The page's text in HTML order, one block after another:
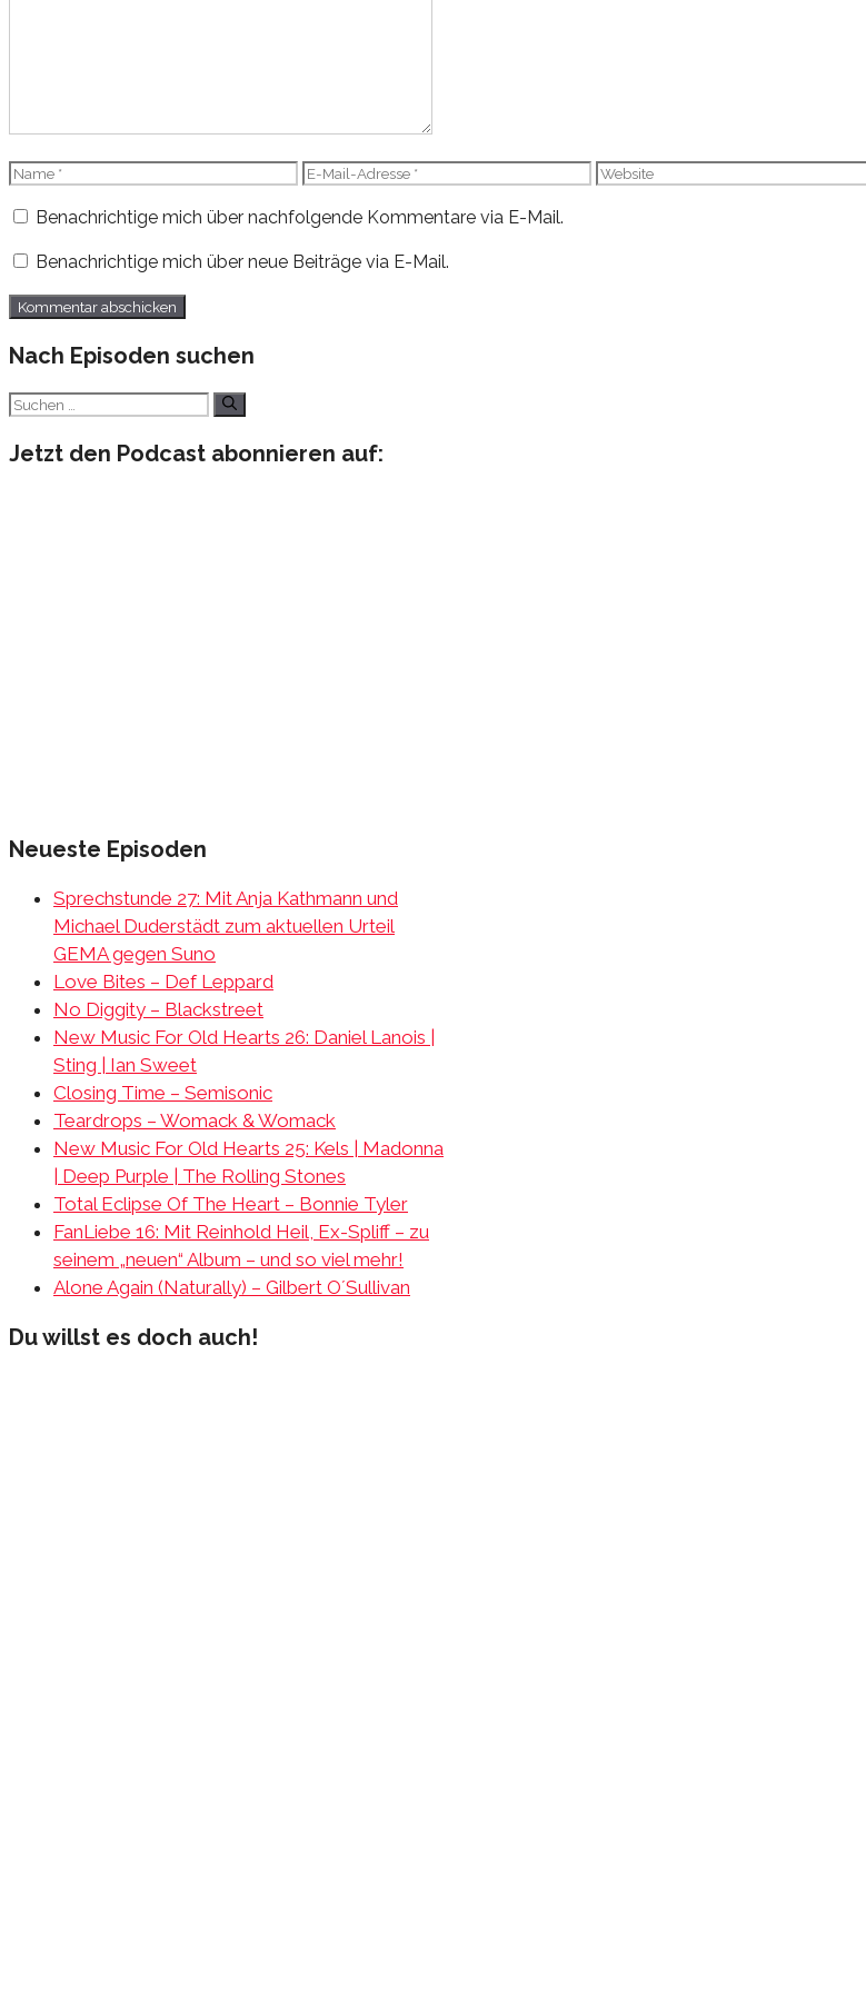
Name
E-
Adresse
Website
Benachrichtige mich über nachfolgende Kommentare via E-Mail.
Benachrichtige mich über neue Beiträge via E-Mail.
Nach Episoden suchen
Suchen
Jetzt den Podcast abonnieren auf:
Neueste Episoden
Sprechstunde 27: Mit Anja Kathmann und
Michael Duderstädt zum aktuellen Urteil
GEMA gegen Suno
Love Bites – Def Leppard
No Diggity – Blackstreet
New Music For Old Hearts 26: Daniel Lanois |
Sting | Ian Sweet
Closing Time – Semisonic
Teardrops – Womack & Womack
New Music For Old Hearts 25: Kels | Madonna
| Deep Purple | The Rolling Stones
Total Eclipse Of The Heart – Bonnie Tyler
FanLiebe 16: Mit Reinhold Heil, Ex-Spliff – zu
seinem „neuen“ Album – und so viel mehr!
Alone Again (Naturally) – Gilbert O´Sullivan
Du willst es doch auch!